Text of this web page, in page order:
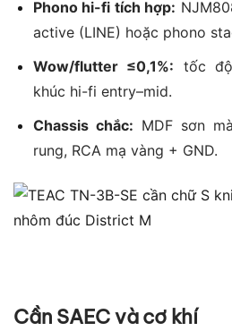
Phono hi-fi tích hợp:
active (LINE) hoặc phono
Wow/flutter ≤0,1%: tốc
khúc hi-fi entry–mid.
Chassis chắc: MDF sơn
rung, RCA mạ vàng + GND.
Cần SAEC và cơ khí